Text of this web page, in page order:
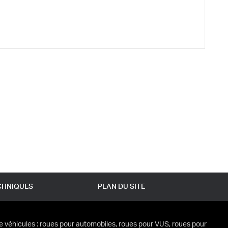
PLAN DU SITE
véhicules : roues pour automobiles, roues pour VUS, roues pour